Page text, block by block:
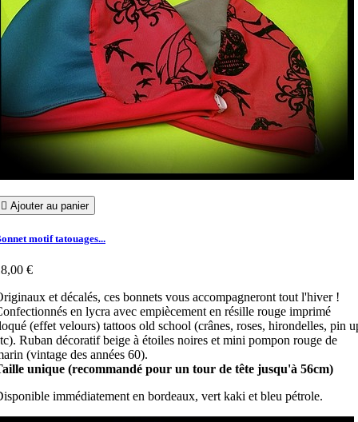
 Ajouter au panier
motif tatouages...
€
et décalés, ces bonnets vous accompagneront tout l'hiver !
en lycra avec empiècement en résille rouge imprimé
(effet velours) tattoos old school (crânes, roses, hirondelles, pin
Ruban décoratif beige à étoiles noires et mini pompon rouge de
(vintage des années 60).
unique (recommandé pour un tour de tête jusqu'à 56cm)
immédiatement en bordeaux, vert kaki et bleu pétrole.